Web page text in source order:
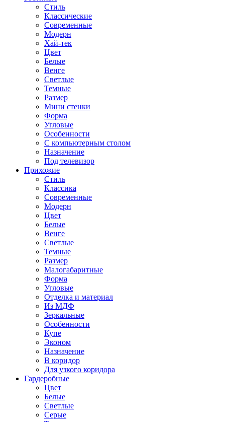
Стиль
Классические
Современные
Модерн
Хай-тек
Цвет
Белые
Венге
Светлые
Темные
Размер
Мини стенки
Форма
Угловые
Особенности
С компьютерным столом
Назначение
Под телевизор
Прихожие
Стиль
Классика
Современные
Модерн
Цвет
Белые
Венге
Светлые
Темные
Размер
Малогабаритные
Форма
Угловые
Отделка и материал
Из МДФ
Зеркальные
Особенности
Купе
Эконом
Назначение
В коридор
Для узкого коридора
Гардеробные
Цвет
Белые
Светлые
Серые